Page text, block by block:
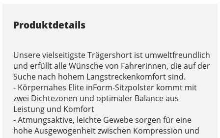
Produktdetails
Unsere vielseitigste Trägershort ist umweltfreundlich
und erfüllt alle Wünsche von Fahrerinnen, die auf der
Suche nach hohem Langstreckenkomfort sind.
- Körpernahes Elite inForm-Sitzpolster kommt mit
zwei Dichtezonen und optimaler Balance aus
Leistung und Komfort
- Atmungsaktive, leichte Gewebe sorgen für eine
hohe Ausgewogenheit zwischen Kompression und